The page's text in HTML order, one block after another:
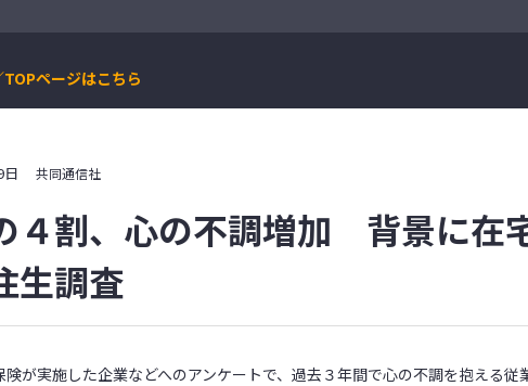
ページはこちら
日 共同通信社
４割、心の不調増加 背景に在
生調査
が実施した企業などへのアンケートで、過去３年間で心の不調を抱える従